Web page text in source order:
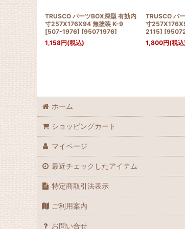
TRUSCO パーツBOX深型 有効内
寸257X176X94 無塗装 K-9
[507-1976] [95071976]
1,158円(税込)
TRUSCO パ
寸
2115] [
1,800円(税
ホーム
ショッピングカート
マイページ
最近チェックしたアイテム
特定商取引法表示
ご利用案内
お問い合せ